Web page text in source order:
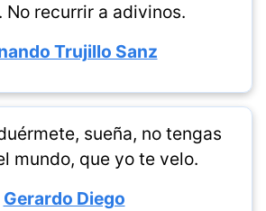
No recurrir a adivinos.
Trujillo Sanz
sueña, no tengas
mundo, que yo te velo.
Gerardo Diego